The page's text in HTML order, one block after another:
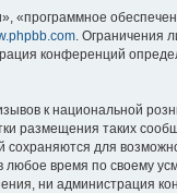
. Ограничения
конференций
к национальной
размещения таких
для
время по своему
ни администрация